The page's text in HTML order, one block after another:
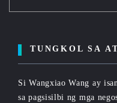
TUNGKOL SA
Si Wangxiao Wang ay
sa pagsisilbi ng mga